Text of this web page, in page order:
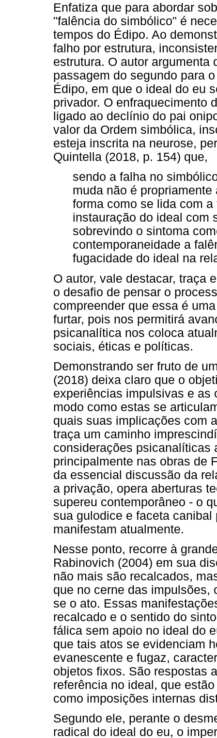
Enfatiza que para abordar
"falência do simbólico" é
tempos do Édipo. Ao
falho por estrutura,
estrutura. O autor
passagem do segundo para
Édipo, em que o ideal do eu
privador. O enfraquecimento
ligado ao declínio do pai
valor da Ordem simbólica,
esteja inscrita na neurose,
Quintella (2018, p. 154) que,
sendo a falha no
muda não é
forma como se lida com
instauração do ideal com
sobrevindo o sintoma
contemporaneidade a
fugacidade do ideal na
O autor, vale destacar, traça
o desafio de pensar o
compreender que essa é
furtar, pois nos permitirá
psicanalítica nos coloca
sociais, éticas e políticas.
Demonstrando ser fruto de
(2018) deixa claro que o
experiências impulsivas e as
modo como estas se
quais suas implicações com
traça um caminho
considerações psicanalíticas
principalmente nas obras de
da essencial discussão da
a privação, opera aberturas
supereu contemporâneo - o
sua gulodice e faceta
manifestam atualmente.
Nesse ponto, recorre à
Rabinovich (2004) em sua
não mais são recalcados,
que no cerne das impulsões,
se o ato. Essas
recalcado e o sentido do
fálica sem apoio no ideal do
que tais atos se evidenciam
evanescente e fugaz,
objetos fixos. São respostas
referência no ideal, que
como imposições internas
Segundo ele, perante o
radical do ideal do eu, o